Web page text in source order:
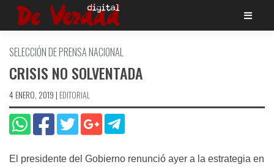
Saltar
SELECCIÓN DE PRENSA NACIONAL
CRISIS NO SOLVENTADA
4 ENERO, 2019 | EDITORIAL
El presidente del Gobierno renunció ayer a la estrategia en